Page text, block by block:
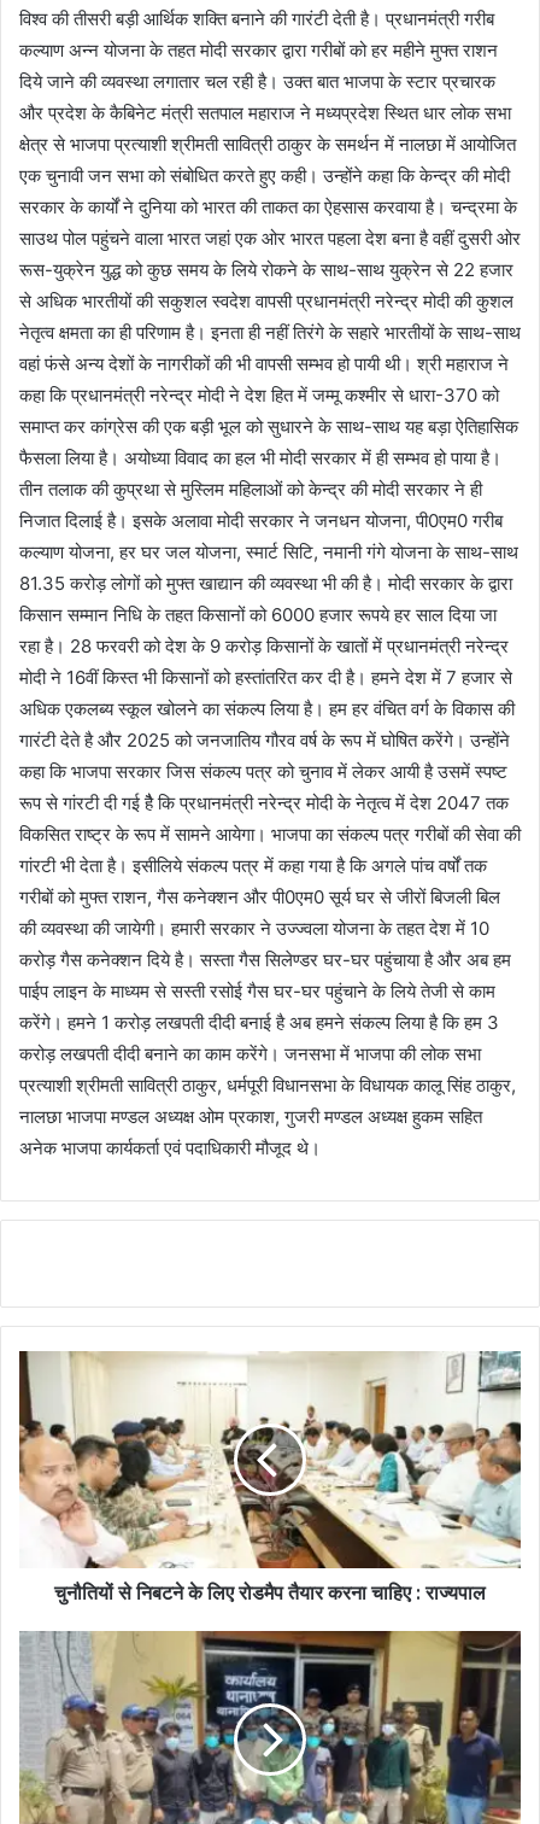
विश्व की तीसरी बड़ी आर्थिक शक्ति बनाने की गारंटी देती है। प्रधानमंत्री गरीब
कल्याण अन्न योजना के तहत मोदी सरकार द्वारा गरीबों को हर महीने मुफ्त राशन
दिये जाने की व्यवस्था लगातार चल रही है। उक्त बात भाजपा के स्टार प्रचारक
और प्रदेश के कैबिनेट मंत्री सतपाल महाराज ने मध्यप्रदेश स्थित धार लोक सभा
क्षेत्र से भाजपा प्रत्याशी श्रीमती सावित्री ठाकुर के समर्थन में नालछा में आयोजित
एक चुनावी जन सभा को संबोधित करते हुए कही। उन्होंने कहा कि केन्द्र की मोदी
सरकार के कार्यों ने दुनिया को भारत की ताकत का ऐहसास करवाया है। चन्द्रमा के
साउथ पोल पहुंचने वाला भारत जहां एक ओर भारत पहला देश बना है वहीं दुसरी ओर
रूस-युक्रेन युद्ध को कुछ समय के लिये रोकने के साथ-साथ युक्रेन से 22 हजार
से अधिक भारतीयों की सकुशल स्वदेश वापसी प्रधानमंत्री नरेन्द्र मोदी की कुशल
नेतृत्व क्षमता का ही परिणाम है। इनता ही नहीं तिरंगे के सहारे भारतीयों के साथ-साथ
वहां फंसे अन्य देशों के नागरीकों की भी वापसी सम्भव हो पायी थी। श्री महाराज ने
कहा कि प्रधानमंत्री नरेन्द्र मोदी ने देश हित में जम्मू कश्मीर से धारा-370 को
समाप्त कर कांग्रेस की एक बड़ी भूल को सुधारने के साथ-साथ यह बड़ा ऐतिहासिक
फैसला लिया है। अयोध्या विवाद का हल भी मोदी सरकार में ही सम्भव हो पाया है।
तीन तलाक की कुप्रथा से मुस्लिम महिलाओं को केन्द्र की मोदी सरकार ने ही
निजात दिलाई है। इसके अलावा मोदी सरकार ने जनधन योजना, पी0एम0 गरीब
कल्याण योजना, हर घर जल योजना, स्मार्ट सिटि, नमानी गंगे योजना के साथ-साथ
81.35 करोड़ लोगों को मुफ्त खाद्यान की व्यवस्था भी की है। मोदी सरकार के द्वारा
किसान सम्मान निधि के तहत किसानों को 6000 हजार रूपये हर साल दिया जा
रहा है। 28 फरवरी को देश के 9 करोड़ किसानों के खातों में प्रधानमंत्री नरेन्द्र
मोदी ने 16वीं किस्त भी किसानों को हस्तांतरित कर दी है। हमने देश में 7 हजार से
अधिक एकलब्य स्कूल खोलने का संकल्प लिया है। हम हर वंचित वर्ग के विकास की
गारंटी देते है और 2025 को जनजातिय गौरव वर्ष के रूप में घोषित करेंगे। उन्होंने
कहा कि भाजपा सरकार जिस संकल्प पत्र को चुनाव में लेकर आयी है उसमें स्पष्ट
रूप से गांरटी दी गई हैै कि प्रधानमंत्री नरेन्द्र मोदी के नेतृत्व में देश 2047 तक
विकसित राष्ट्र के रूप में सामने आयेगा। भाजपा का संकल्प पत्र गरीबों की सेवा की
गांरटी भी देता है। इसीलिये संकल्प पत्र में कहा गया है कि अगले पांच वर्षों तक
गरीबों को मुफ्त राशन, गैस कनेक्शन और पी0एम0 सूर्य घर से जीरों बिजली बिल
की व्यवस्था की जायेगी। हमारी सरकार ने उज्ज्वला योजना के तहत देश में 10
करोड़ गैस कनेक्शन दिये है। सस्ता गैस सिलेण्डर घर-घर पहुंचाया है और अब हम
पाईप लाइन के माध्यम से सस्ती रसोई गैस घर-घर पहुंचाने के लिये तेजी से काम
करेंगे। हमने 1 करोड़ लखपती दीदी बनाई है अब हमने संकल्प लिया है कि हम 3
करोड़ लखपती दीदी बनाने का काम करेंगे। जनसभा में भाजपा की लोक सभा
प्रत्याशी श्रीमती सावित्री ठाकुर, धर्मपूरी विधानसभा के विधायक कालू सिंह ठाकुर,
नालछा भाजपा मण्डल अध्यक्ष ओम प्रकाश, गुजरी मण्डल अध्यक्ष हुकम सहित
अनेक भाजपा कार्यकर्ता एवं पदाधिकारी मौजूद थे।
चुनौतियों से निबटने के लिए रोडमैप तैयार करना चाहिए : राज्यपाल